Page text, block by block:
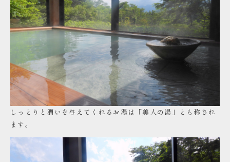
しっとりと潤いを与えてくれるお湯は「美人の湯」とも称され
ます。